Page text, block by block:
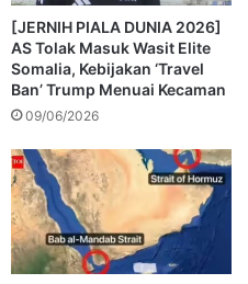
[JERNIH PIALA DUNIA 2026]
AS Tolak Masuk Wasit Elite
Somalia, Kebijakan ‘Travel
Ban’ Trump Menuai Kecaman
09/06/2026